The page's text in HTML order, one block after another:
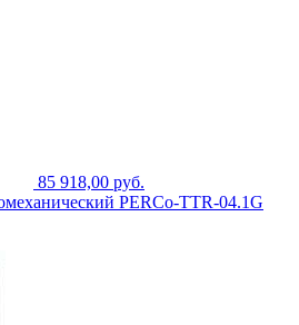
85 918,00 руб.
PERCo-TTR-04.1G